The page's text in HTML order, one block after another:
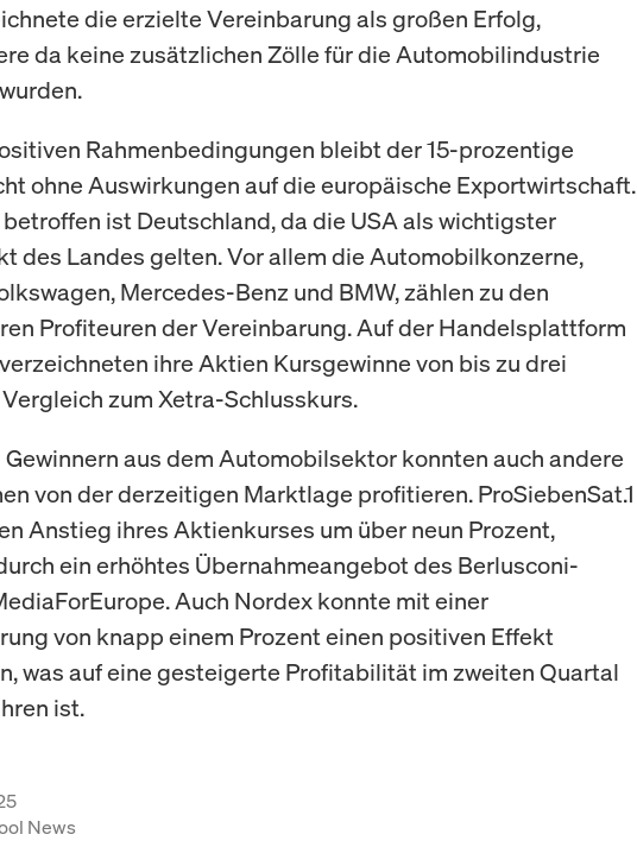
die erzielte Vereinbarung als großen Erfolg,
da keine zusätzlichen Zölle für die Automobilindustrie
Rahmenbedingungen bleibt der 15-prozentige
ohne Auswirkungen auf die europäische Exportwirtschaft.
ist Deutschland, da die USA als wichtigster
des Landes gelten. Vor allem die Automobilkonzerne,
Mercedes-Benz und BMW, zählen zu den
Profiteuren der Vereinbarung. Auf der Handelsplattform
ihre Aktien Kursgewinne von bis zu drei
zum Xetra-Schlusskurs.
aus dem Automobilsektor konnten auch andere
von der derzeitigen Marktlage profitieren. ProSiebenSat.1
Anstieg ihres Aktienkurses um über neun Prozent,
ein erhöhtes Übernahmeangebot des Berlusconi-
Auch Nordex konnte mit einer
von knapp einem Prozent einen positiven Effekt
was auf eine gesteigerte Profitabilität im zweiten Quartal
ist.
News